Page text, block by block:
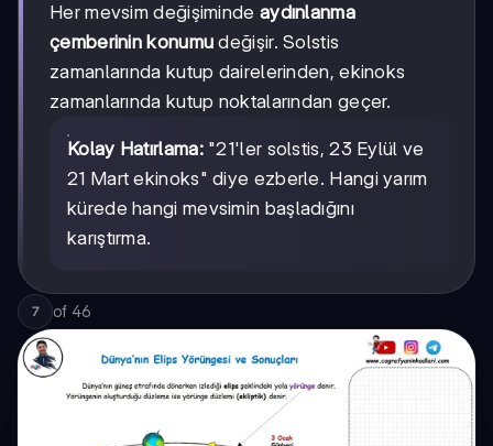
Her mevsim değişiminde aydınlanma
çemberinin konumu değişir. Solstis
zamanlarında kutup dairelerinden, ekinoks
zamanlarında kutup noktalarından geçer.
Kolay Hatırlama:"21'ler solstis, 23 Eylül ve
21 Mart ekinoks" diye ezberle. Hangi yarım
kürede hangi mevsimin başladığını
karıştırma.
7 of 46